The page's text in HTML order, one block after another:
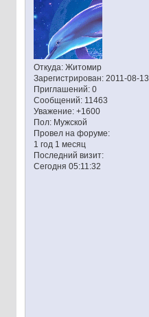
Откуда:Житомир
Зарегистрирован: 2011-08-13
Приглашений:0
Сообщений:11463
Уважение: +1600
Пол:Мужской
Провел на форуме:
1 год 1 месяц
Последний визит:
Сегодня 05:11:32